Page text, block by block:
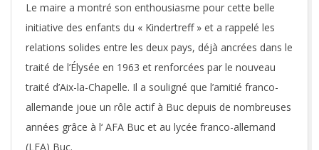
Le maire a montré son enthousiasme pour cette belle
initiative des enfants du « Kindertreff » et a rappelé les
relations solides entre les deux pays, déjà ancrées dans le
traité de l’Élysée en 1963 et renforcées par le nouveau
traité d’Aix-la-Chapelle. Il a souligné que l’amitié franco-
allemande joue un rôle actif à Buc depuis de nombreuses
années grâce à l‘ AFA Buc et au lycée franco-allemand
(LFA) Buc.